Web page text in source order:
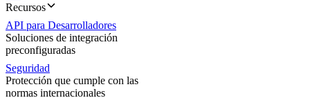
Recursos
API para Desarrolladores
Soluciones de integración
preconfiguradas
Seguridad
Protección que cumple con las
normas internacionales